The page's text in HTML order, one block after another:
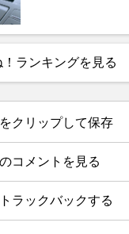
ランキングを見る
クリップして保存
コメントを見る
ラックバックする